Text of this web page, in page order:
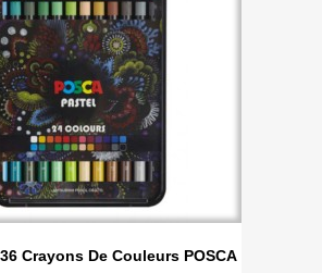
Crayons De Couleurs POSCA